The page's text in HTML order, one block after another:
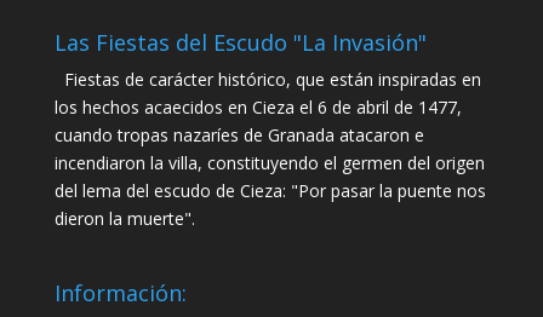
Las Fiestas del Escudo "La Invasión"
Fiestas de carácter histórico, que están inspiradas en
los hechos acaecidos en Cieza el 6 de abril de 1477,
cuando tropas nazaríes de Granada atacaron e
incendiaron la villa, constituyendo el germen del origen
del lema del escudo de Cieza: "Por pasar la puente nos
dieron la muerte".
Información: